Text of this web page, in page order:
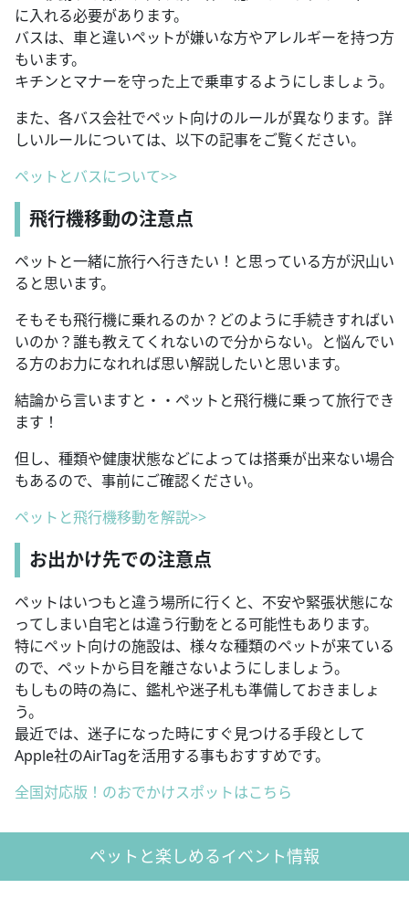
に入れる必要があります。
バスは、車と違いペットが嫌いな方やアレルギーを持つ方
もいます。
キチンとマナーを守った上で乗車するようにしましょう。
また、各バス会社でペット向けのルールが異なります。詳
しいルールについては、以下の記事をご覧ください。
ペットとバスについて>>
飛行機移動の注意点
ペットと一緒に旅行へ行きたい！と思っている方が沢山い
ると思います。
そもそも飛行機に乗れるのか？どのように手続きすればい
いのか？誰も教えてくれないので分からない。と悩んでい
る方のお力になれれば思い解説したいと思います。
結論から言いますと・・ペットと飛行機に乗って旅行でき
ます！
但し、種類や健康状態などによっては搭乗が出来ない場合
もあるので、事前にご確認ください。
ペットと飛行機移動を解説>>
お出かけ先での注意点
ペットはいつもと違う場所に行くと、不安や緊張状態にな
ってしまい自宅とは違う行動をとる可能性もあります。
特にペット向けの施設は、様々な種類のペットが来ている
ので、ペットから目を離さないようにしましょう。
もしもの時の為に、鑑札や迷子札も準備しておきましょ
う。
最近では、迷子になった時にすぐ見つける手段として
Apple社のAirTagを活用する事もおすすめです。
全国対応版！のおでかけスポットはこちら
ペットと楽しめるイベント情報